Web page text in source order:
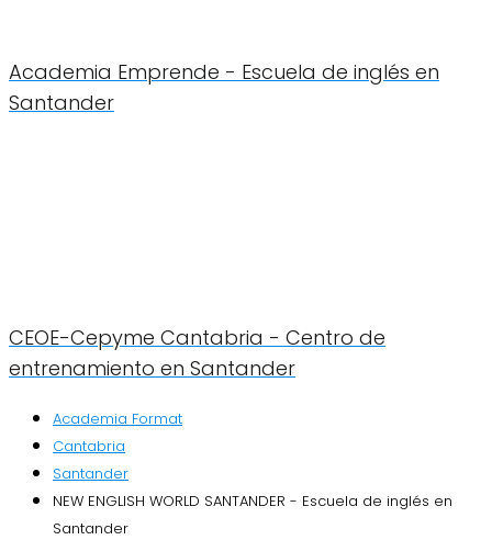
Academia Emprende - Escuela de inglés en
Santander
CEOE-Cepyme Cantabria - Centro de
entrenamiento en Santander
Academia Format
Cantabria
Santander
NEW ENGLISH WORLD SANTANDER - Escuela de inglés en
Santander